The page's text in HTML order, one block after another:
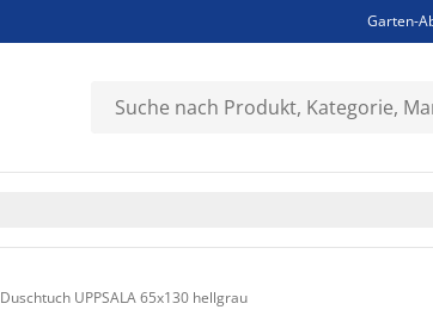
Garten-
Bist du
Duschtuch UPPSALA 65x130 hellgrau